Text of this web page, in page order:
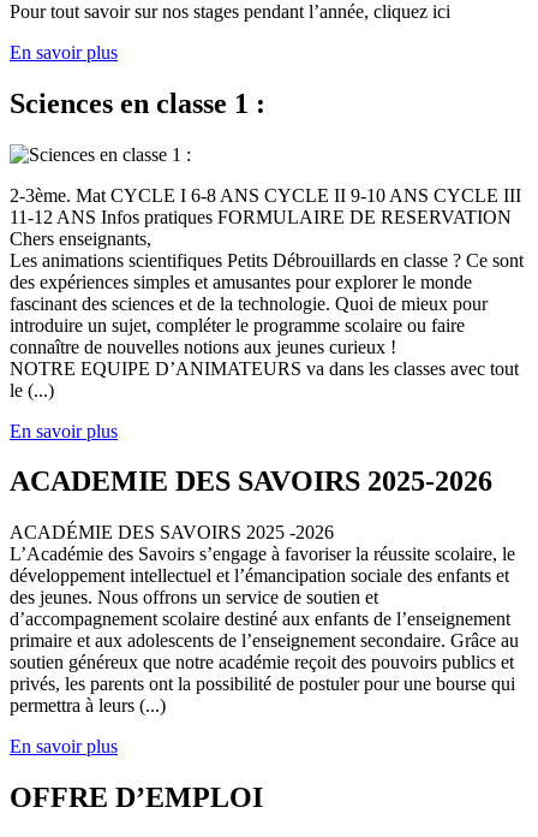
Pour tout savoir sur nos stages pendant l’année, cliquez ici
En savoir plus
Sciences en classe 1 :
2-3ème. Mat CYCLE I 6-8 ANS CYCLE II 9-10 ANS CYCLE III
11-12 ANS Infos pratiques FORMULAIRE DE RESERVATION
Chers enseignants,
Les animations scientifiques Petits Débrouillards en classe ? Ce sont
des expériences simples et amusantes pour explorer le monde
fascinant des sciences et de la technologie. Quoi de mieux pour
introduire un sujet, compléter le programme scolaire ou faire
connaître de nouvelles notions aux jeunes curieux !
NOTRE EQUIPE D’ANIMATEURS va dans les classes avec tout
le (...)
En savoir plus
ACADEMIE DES SAVOIRS 2025-2026
ACADÉMIE DES SAVOIRS 2025 -2026
L’Académie des Savoirs s’engage à favoriser la réussite scolaire, le
développement intellectuel et l’émancipation sociale des enfants et
des jeunes. Nous offrons un service de soutien et
d’accompagnement scolaire destiné aux enfants de l’enseignement
primaire et aux adolescents de l’enseignement secondaire. Grâce au
soutien généreux que notre académie reçoit des pouvoirs publics et
privés, les parents ont la possibilité de postuler pour une bourse qui
permettra à leurs (...)
En savoir plus
OFFRE D’EMPLOI